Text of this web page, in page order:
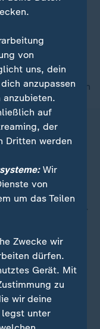
Corona-Alarm
sich: Wie riskant
nach oben
von
uns, dein
anzupassen
anzubieten.
auf
der
Dritten werden
Wir
von
um das Teilen
Zwecke wir
dürfen.
Gerät. Mit
zu
wir deine
unter